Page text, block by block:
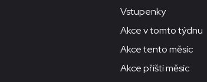
Vstupenky
Akce v tomto týdnu
Akce tento měsíc
Akce příští měsíc